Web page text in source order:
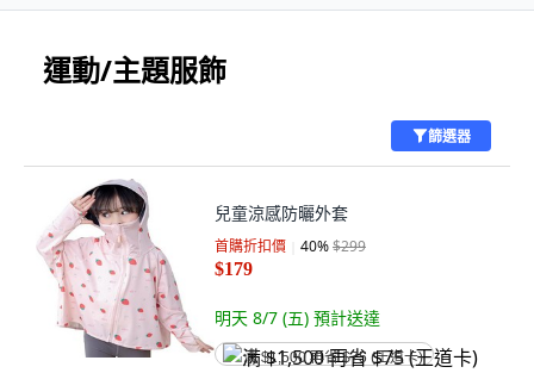
運動/主題服飾
篩選器
兒童涼感防曬外套
首購折扣價 40%$299
$179
明天 8/7 (五) 預計送達
满 $1,500 再省 $75 (王道卡)